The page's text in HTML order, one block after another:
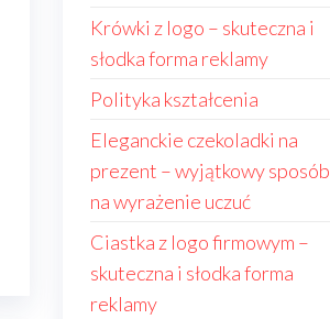
Krówki z logo – skuteczna i
słodka forma reklamy
Polityka kształcenia
Eleganckie czekoladki na
prezent – wyjątkowy sposób
na wyrażenie uczuć
Ciastka z logo firmowym –
skuteczna i słodka forma
reklamy